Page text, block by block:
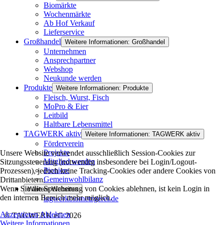
Biomärkte
Wochenmärkte
Ab Hof Verkauf
Lieferservice
Großhandel Weitere Informationen: Großhandel
Unternehmen
Ansprechpartner
Webshop
Neukunde werden
Produkte Weitere Informationen: Produkte
Fleisch, Wurst, Fisch
MoPro & Eier
Leitbild
Haltbare Lebensmittel
TAGWERK aktiv Weitere Informationen: TAGWERK aktiv
Förderverein
Projekte
Mitglied werden
Pioniere
Gemeinwohlbilanz
Weitere Websites
tagwerkbiometzgerei.de
© TAGWERK eG 2026
Unsere Website verwendet ausschließlich Session-Cookies zur
Sitzungssteuerung (notwendig insbesondere bei Login/Logout-
Prozessen), jedoch keine Tracking-Cookies oder andere Cookies von
Drittanbietern.
Wenn Sie die Speicherung von Cookies ablehnen, ist kein Login in
den internen Bereich mehr möglich.
AkzeptierenAblehnen
Weitere Informationen